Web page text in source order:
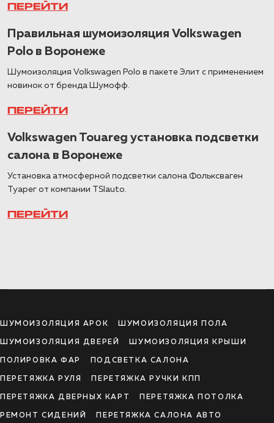
ПЕРЕЙТИ
Правильная шумоизоляция Volkswagen
Polo в Воронеже
Шумоизоляция Volkswagen Polo в пакете Элит с применением
новинок от бренда Шумофф.
ПЕРЕЙТИ
Volkswagen Touareg установка подсветки
салона в Воронеже
Установка атмосферной подсветки салона Фольксваген
Туарег от компании TSIauto.
ПЕРЕЙТИ
ШУМОИЗОЛЯЦИЯ АРОК ШУМОИЗОЛЯЦИЯ ПОЛА
ШУМОИЗОЛЯЦИЯ ДВЕРЕЙ ШУМОИЗОЛЯЦИЯ КРЫШИ
ПОЛИРОВКА ФАР ПОДСВЕТКА САЛОНА
ПЕРЕТЯЖКА РУЛЯ ПЕРЕТЯЖКА РУЧКИ КПП
ПЕРЕТЯЖКА ДВЕРНЫХ КАРТ ПЕРЕТЯЖКА ПОТОЛКА
РЕМОНТ СИДЕНИЙ ПЕРЕТЯЖКА САЛОНА АВТО